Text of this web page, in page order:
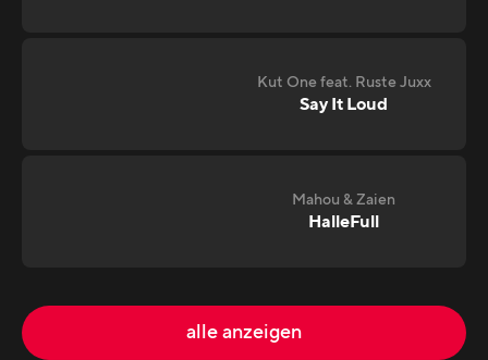
Kut One feat. Ruste Juxx
Say It Loud
Mahou & Zaien
HalleFull
alle anzeigen